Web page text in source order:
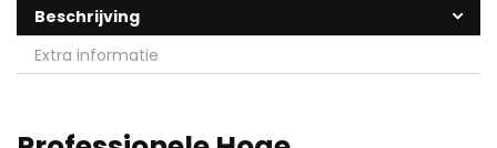
Beschrijving
Extra informatie